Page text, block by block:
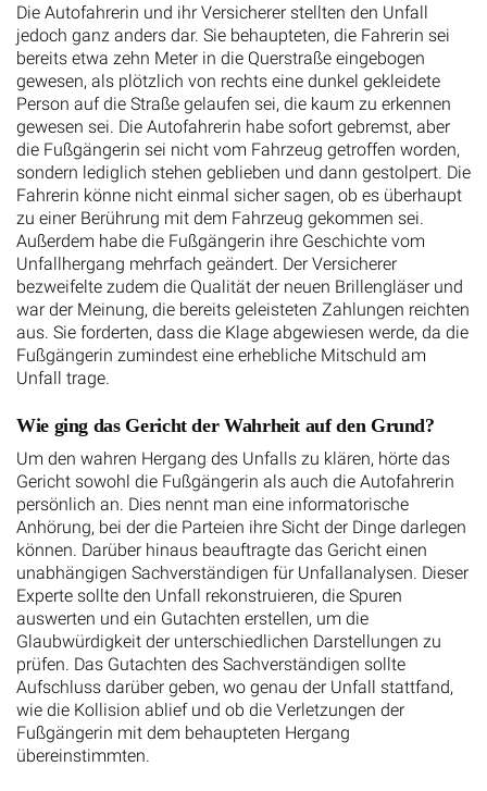
Die Autofahrerin und ihr Versicherer stellten den Unfall
jedoch ganz anders dar. Sie behaupteten, die Fahrerin sei
bereits etwa zehn Meter in die Querstraße eingebogen
gewesen, als plötzlich von rechts eine dunkel gekleidete
Person auf die Straße gelaufen sei, die kaum zu erkennen
gewesen sei. Die Autofahrerin habe sofort gebremst, aber
die Fußgängerin sei nicht vom Fahrzeug getroffen worden,
sondern lediglich stehen geblieben und dann gestolpert. Die
Fahrerin könne nicht einmal sicher sagen, ob es überhaupt
zu einer Berührung mit dem Fahrzeug gekommen sei.
Außerdem habe die Fußgängerin ihre Geschichte vom
Unfallhergang mehrfach geändert. Der Versicherer
bezweifelte zudem die Qualität der neuen Brillengläser und
war der Meinung, die bereits geleisteten Zahlungen reichten
aus. Sie forderten, dass die Klage abgewiesen werde, da die
Fußgängerin zumindest eine erhebliche Mitschuld am
Unfall trage.
Wie ging das Gericht der Wahrheit auf den Grund?
Um den wahren Hergang des Unfalls zu klären, hörte das
Gericht sowohl die Fußgängerin als auch die Autofahrerin
persönlich an. Dies nennt man eine informatorische
Anhörung, bei der die Parteien ihre Sicht der Dinge darlegen
können. Darüber hinaus beauftragte das Gericht einen
unabhängigen Sachverständigen für Unfallanalysen. Dieser
Experte sollte den Unfall rekonstruieren, die Spuren
auswerten und ein Gutachten erstellen, um die
Glaubwürdigkeit der unterschiedlichen Darstellungen zu
prüfen. Das Gutachten des Sachverständigen sollte
Aufschluss darüber geben, wo genau der Unfall stattfand,
wie die Kollision ablief und ob die Verletzungen der
Fußgängerin mit dem behaupteten Hergang
übereinstimmten.